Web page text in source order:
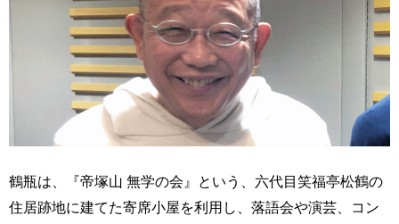
鶴瓶は、『帝塚山 無学の会』という、六代目笑福亭松鶴の
住居跡地に建てた寄席小屋を利用し、落語会や演芸、コン